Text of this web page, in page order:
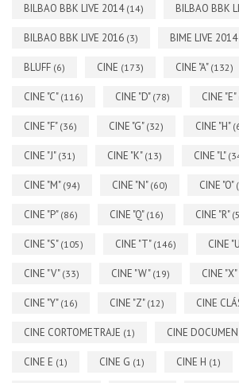
BILBAO BBK LIVE 2014 (14) BILBAO BBK
BILBAO BBK LIVE 2016 (3) BIME LIVE 2014
BLUFF (6) CINE (173) CINE "A" (132)
CINE "C" (116) CINE "D" (78) CINE "E"
CINE "F" (36) CINE "G" (32) CINE "H"
CINE "J" (31) CINE "K" (13) CINE "L"
CINE "M" (94) CINE "N" (60) CINE "O"
CINE "P" (86) CINE "Q" (16) CINE "R"
CINE "S" (105) CINE "T" (146) CINE
CINE "V" (33) CINE "W" (19) CINE "X"
CINE "Y" (16) CINE "Z" (12) CINE
CINE CORTOMETRAJE (1) CINE
CINE E (1) CINE G (1) CINE H (1)